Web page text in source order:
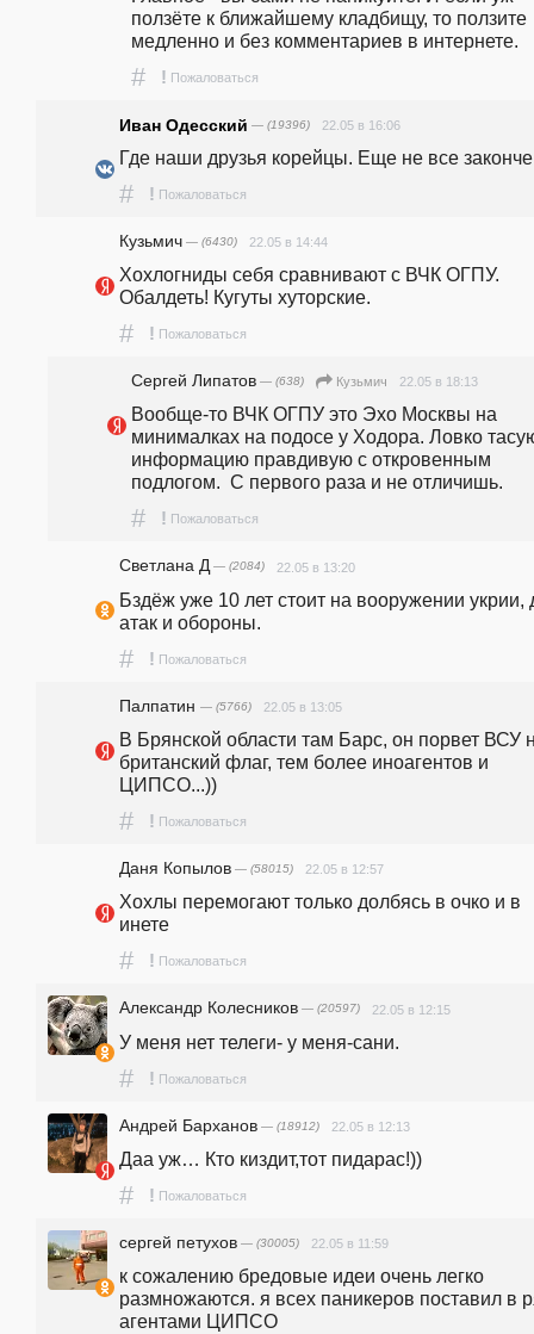
ползёте к ближайшему кладбищу, то ползите
медленно и без комментариев в интернете.
# ! Пожаловаться
Иван Одесский — (19396) 22.05 в 16:06
Где наши друзья корейцы. Еще не все
# ! Пожаловаться
Кузьмич — (6430) 22.05 в 14:44
Хохлогниды себя сравнивают с ВЧК ОГПУ.
Обалдеть! Кугуты хуторские.
# ! Пожаловаться
Сергей Липатов — (638) Кузьмич 22.05 в 18:13
Вообще-то ВЧК ОГПУ это Эхо Москвы на
минималках на подосе у Ходора. Ловко
информацию правдивую с откровенным
подлогом.  С первого раза и не отличишь.
# ! Пожаловаться
Светлана Д — (2084) 22.05 в 13:20
Бздёж уже 10 лет стоит на вооружении укрии,
атак и обороны.
# ! Пожаловаться
Палпатин — (5766) 22.05 в 13:05
В Брянской области там Барс, он порвет ВСУ
британский флаг, тем более иноагентов и
ЦИПСО...))
# ! Пожаловаться
Даня Копылов — (58015) 22.05 в 12:57
Хохлы перемогают только долбясь в очко и в
инете
# ! Пожаловаться
Александр Колесников — (20597) 22.05 в 12:15
У меня нет телеги- у меня-сани.
# ! Пожаловаться
Андрей Барханов — (18912) 22.05 в 12:13
Даа уж… Кто киздит,тот пидарас!))
# ! Пожаловаться
сергей петухов — (30005) 22.05 в 11:59
к сожалению бредовые идеи очень легко
размножаются. я всех паникеров поставил в
агентами ЦИПСО